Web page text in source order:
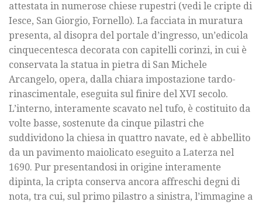
attestata in numerose chiese rupestri (vedi le cripte di
Iesce, San Giorgio, Fornello). La facciata in muratura
presenta, al disopra del portale d’ingresso, un’edicola
cinquecentesca decorata con capitelli corinzi, in cui è
conservata la statua in pietra di San Michele
Arcangelo, opera, dalla chiara impostazione tardo-
rinascimentale, eseguita sul finire del XVI secolo.
L’interno, interamente scavato nel tufo, è costituito da
volte basse, sostenute da cinque pilastri che
suddividono la chiesa in quattro navate, ed è abbellito
da un pavimento maiolicato eseguito a Laterza nel
1690. Pur presentandosi in origine interamente
dipinta, la cripta conserva ancora affreschi degni di
nota, tra cui, sul primo pilastro a sinistra, l’immagine a